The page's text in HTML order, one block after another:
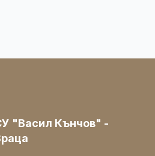
"Васил Кънчов" -